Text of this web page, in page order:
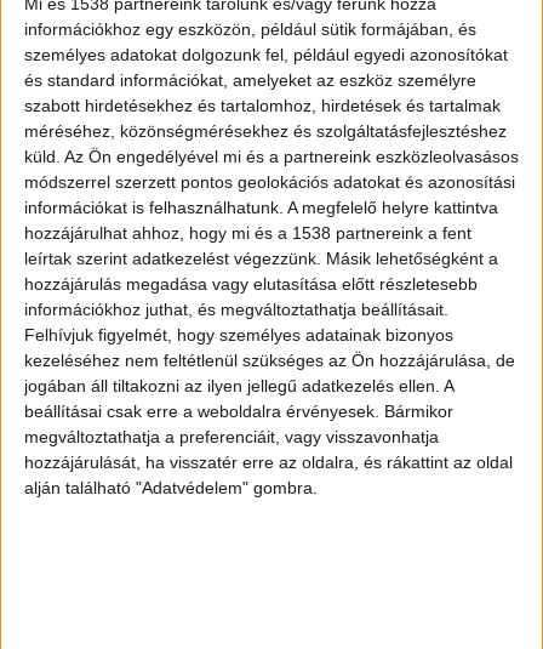
Mi és 1538 partnereink tárolunk és/vagy férünk hozzá
információkhoz egy eszközön, például sütik formájában, és
személyes adatokat dolgozunk fel, például egyedi azonosítókat
és standard információkat, amelyeket az eszköz személyre
szabott hirdetésekhez és tartalomhoz, hirdetések és tartalmak
méréséhez, közönségmérésekhez és szolgáltatásfejlesztéshez
küld. Az Ön engedélyével mi és a partnereink eszközleolvasásos
módszerrel szerzett pontos geolokációs adatokat és azonosítási
információkat is felhasználhatunk. A megfelelő helyre kattintva
hozzájárulhat ahhoz, hogy mi és a 1538 partnereink a fent
leírtak szerint adatkezelést végezzünk. Másik lehetőségként a
hozzájárulás megadása vagy elutasítása előtt részletesebb
információkhoz juthat, és megváltoztathatja beállításait.
Felhívjuk figyelmét, hogy személyes adatainak bizonyos
kezeléséhez nem feltétlenül szükséges az Ön hozzájárulása, de
jogában áll tiltakozni az ilyen jellegű adatkezelés ellen. A
beállításai csak erre a weboldalra érvényesek. Bármikor
megváltoztathatja a preferenciáit, vagy visszavonhatja
hozzájárulását, ha visszatér erre az oldalra, és rákattint az oldal
alján található "Adatvédelem" gombra.
ügyben